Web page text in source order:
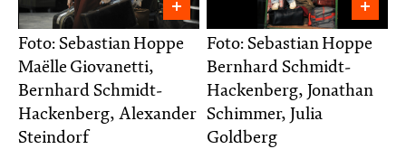
Foto: Sebastian Hoppe
Maëlle Giovanetti,
Bernhard Schmidt-
Hackenberg, Alexander
Steindorf
Foto: Sebastian Hoppe
Bernhard Schmidt-
Hackenberg, Jonathan
Schimmer, Julia
Goldberg